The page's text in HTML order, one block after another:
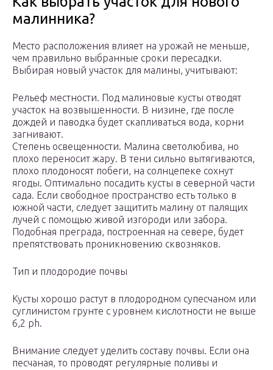
малинника?
Место расположения влияет на урожай не меньше,
чем правильно выбранные сроки пересадки.
Выбирая новый участок для малины, учитывают:
Рельеф местности. Под малиновые кусты отводят
участок на возвышенности. В низине, где после
дождей и паводка будет скапливаться вода, корни
загнивают.
Степень освещенности. Малина светолюбива, но
плохо переносит жару. В тени сильно вытягиваются,
плохо плодоносят побеги, на солнцепеке сохнут
ягоды. Оптимально посадить кусты в северной части
сада. Если свободное пространство есть только в
южной части, следует защитить малину от палящих
лучей с помощью живой изгороди или забора.
Подобная преграда, построенная на севере, будет
препятствовать проникновению сквозняков.
Тип и плодородие почвы
Кусты хорошо растут в плодородном супесчаном или
суглинистом грунте с уровнем кислотности не выше
6,2 ph.
Внимание следует уделить составу почвы. Если она
песчаная, то проводят регулярные поливы и